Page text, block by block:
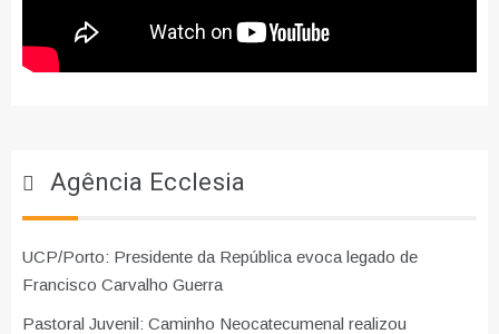
Agência Ecclesia
UCP/Porto: Presidente da República evoca legado de
Francisco Carvalho Guerra
Pastoral Juvenil: Caminho Neocatecumenal realizou